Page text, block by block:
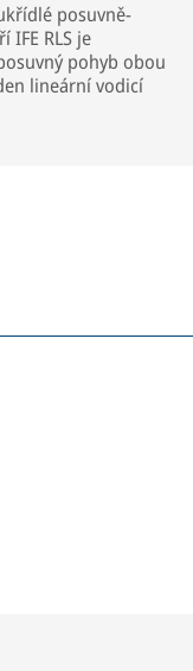
posuvně-
RLS je
pohyb obou
lineární vodicí